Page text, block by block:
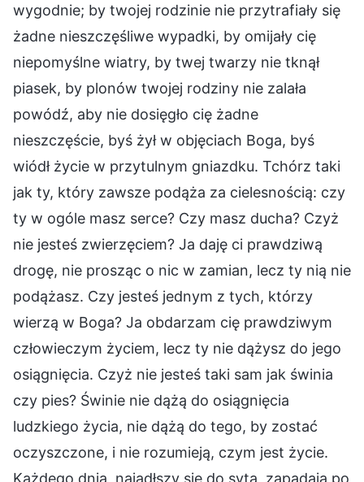
wygodnie; by twojej rodzinie nie przytrafiały się
żadne nieszczęśliwe wypadki, by omijały cię
niepomyślne wiatry, by twej twarzy nie tknął
piasek, by plonów twojej rodziny nie zalała
powódź, aby nie dosięgło cię żadne
nieszczęście, byś żył w objęciach Boga, byś
wiódł życie w przytulnym gniazdku. Tchórz taki
jak ty, który zawsze podąża za cielesnością: czy
ty w ogóle masz serce? Czy masz ducha? Czyż
nie jesteś zwierzęciem? Ja daję ci prawdziwą
drogę, nie prosząc o nic w zamian, lecz ty nią nie
podążasz. Czy jesteś jednym z tych, którzy
wierzą w Boga? Ja obdarzam cię prawdziwym
człowieczym życiem, lecz ty nie dążysz do jego
osiągnięcia. Czyż nie jesteś taki sam jak świnia
czy pies? Świnie nie dążą do osiągnięcia
ludzkiego życia, nie dążą do tego, by zostać
oczyszczone, i nie rozumieją, czym jest życie.
Każdego dnia, najadłszy się do syta, zapadają po